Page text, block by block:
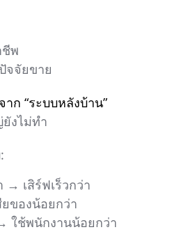
ชีพ
จจัยขาย
ก “ระบบหลังบ้าน”
งไม่ทำ
→ เสิร์ฟเร็วกว่า
ของน้อยกว่า
ใช้พนักงานน้อยกว่า